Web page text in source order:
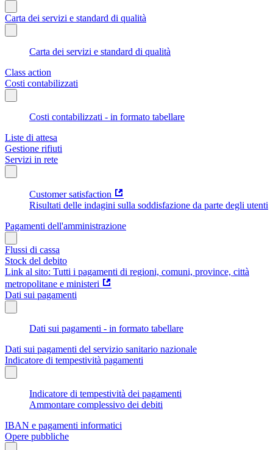
Carta dei servizi e standard di qualità
Carta dei servizi e standard di qualità
Class action
Costi contabilizzati
Costi contabilizzati - in formato tabellare
Liste di attesa
Gestione rifiuti
Servizi in rete
Customer satisfaction
Risultati delle indagini sulla soddisfazione da parte degli utenti
Pagamenti dell'amministrazione
Flussi di cassa
Stock del debito
Link al sito: Tutti i pagamenti di regioni, comuni, province, città
metropolitane e ministeri
Dati sui pagamenti
Dati sui pagamenti - in formato tabellare
Dati sui pagamenti del servizio sanitario nazionale
Indicatore di tempestività pagamenti
Indicatore di tempestività dei pagamenti
Ammontare complessivo dei debiti
IBAN e pagamenti informatici
Opere pubbliche